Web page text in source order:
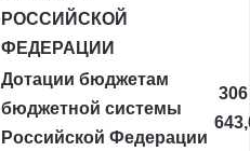
РОССИЙСКОЙ
ФЕДЕРАЦИИ
Дотации бюджетам
бюджетной системы
Российской Федерации
306